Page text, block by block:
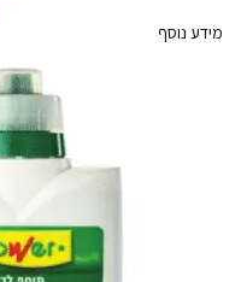
מידע נוסף